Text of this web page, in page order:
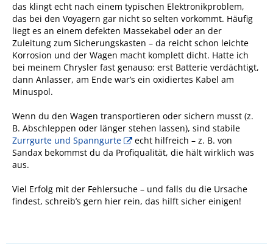
das klingt echt nach einem typischen Elektronikproblem,
das bei den Voyagern gar nicht so selten vorkommt. Häufig
liegt es an einem defekten Massekabel oder an der
Zuleitung zum Sicherungskasten – da reicht schon leichte
Korrosion und der Wagen macht komplett dicht. Hatte ich
bei meinem Chrysler fast genauso: erst Batterie verdächtigt,
dann Anlasser, am Ende war’s ein oxidiertes Kabel am
Minuspol.
Wenn du den Wagen transportieren oder sichern musst (z.
B. Abschleppen oder länger stehen lassen), sind stabile
Zurrgurte und Spanngurte
echt hilfreich – z. B. von
Sandax bekommst du da Profiqualität, die hält wirklich was
aus.
Viel Erfolg mit der Fehlersuche – und falls du die Ursache
findest, schreib’s gern hier rein, das hilft sicher einigen!